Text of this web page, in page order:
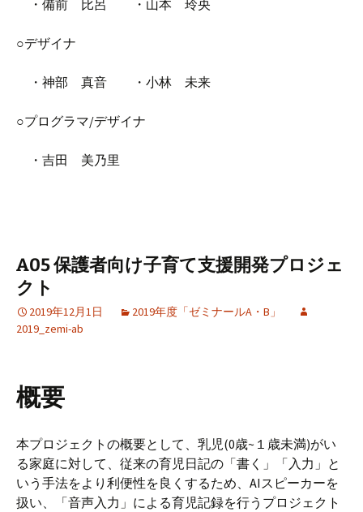
・備前 比呂 ・山本 玲央
○デザイナ
・神部 真音 ・小林 未来
○プログラマ/デザイナ
・吉田 美乃里
A05 保護者向け子育て支援開発プロジェ
クト
2019年12月1日
2019年度「ゼミナールA・B」
2019_zemi-ab
概要
本プロジェクトの概要として、乳児(0歳~１歳未満)がい
る家庭に対して、従来の育児日記の「書く」「入力」と
いう手法をより利便性を良くするため、AIスピーカーを
扱い、「音声入力」による育児記録を行うプロジェクト